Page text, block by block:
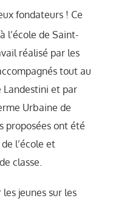
fondateurs ! Ce
l’école de Saint-
réalisé par les
tout au
Landestini et par
Urbaine de
proposées ont été
l’école et
classe.
jeunes sur les